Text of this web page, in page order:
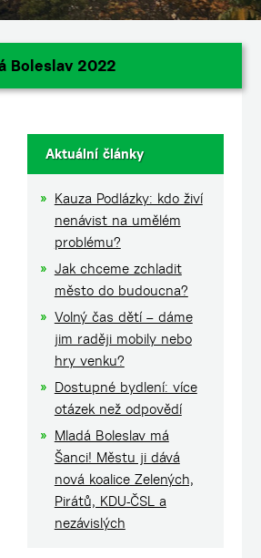
Boleslav 2022
Aktuální články
Kauza Podlázky: kdo živí
nenávist na umělém
problému?
Jak chceme zchladit
město do budoucna?
Volný čas dětí – dáme
jim raději mobily nebo
hry venku?
Dostupné bydlení: více
otázek než odpovědí
Mladá Boleslav má
Šanci! Městu ji dává
nová koalice Zelených,
Pirátů, KDU-ČSL a
nezávislých